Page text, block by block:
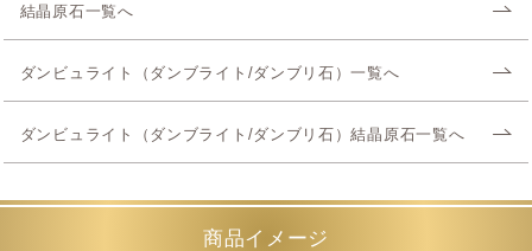
結晶原石一覧へ
ダンビュライト（ダンブライト/ダンブリ石）一覧へ
ダンビュライト（ダンブライト/ダンブリ石）結晶原石一覧へ
商品イメージ